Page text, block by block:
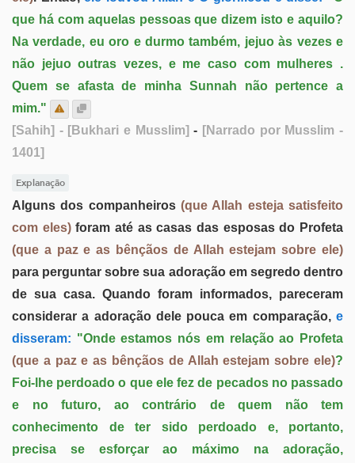
que há com aquelas pessoas que dizem isto e aquilo?
Na verdade, eu oro e durmo também, jejuo às vezes e
não jejuo outras vezes, e me caso com mulheres .
Quem se afasta de minha Sunnah não pertence a
mim."
[Sahih] - [Bukhari e Musslim] - [Narrado por Musslim -
1401]
Explanação
Alguns dos companheiros (que Allah esteja satisfeito
com eles)foram até as casas das esposas do Profeta
(que a paz e as bênçãos de Allah estejam sobre ele)
para perguntar sobre sua adoração em segredo dentro
de sua casa. Quando foram informados, pareceram
considerar a adoração dele pouca em comparação,e
disseram: "Onde estamos nós em relação ao Profeta
(que a paz e as bênçãos de Allah estejam sobre ele)?
Foi-lhe perdoado o que ele fez de pecados no passado
e no futuro, ao contrário de quem não tem
conhecimento de ter sido perdoado e, portanto,
precisa se esforçar ao máximo na adoração,